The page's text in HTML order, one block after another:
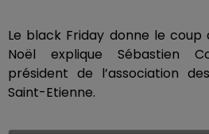
Le black Friday donne le coup
Noël explique Sébastien
président de l’association
Saint-Etienne.